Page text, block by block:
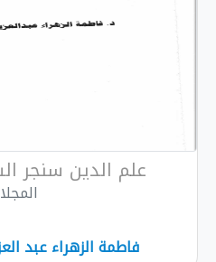
علم الدين سنجر
فاطمة الزهراء عبد